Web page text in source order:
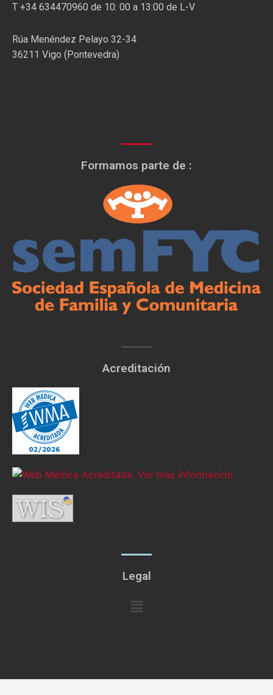
T +34 634470960 de 10: 00 a 13:00 de L-V
Rúa Menéndez Pelayo 32-34
36211 Vigo (Pontevedra)
Formamos parte de :
Acreditación
Legal
Menú